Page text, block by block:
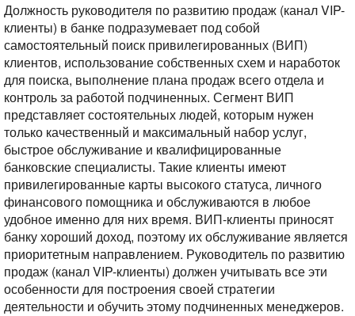
Должность руководителя по развитию продаж (канал VIP-
клиенты) в банке подразумевает под собой
самостоятельный поиск привилегированных (ВИП)
клиентов, использование собственных схем и наработок
для поиска, выполнение плана продаж всего отдела и
контроль за работой подчиненных. Сегмент ВИП
представляет состоятельных людей, которым нужен
только качественный и максимальный набор услуг,
быстрое обслуживание и квалифицированные
банковские специалисты. Такие клиенты имеют
привилегированные карты высокого статуса, личного
финансового помощника и обслуживаются в любое
удобное именно для них время. ВИП-клиенты приносят
банку хороший доход, поэтому их обслуживание является
приоритетным направлением. Руководитель по развитию
продаж (канал VIP-клиенты) должен учитывать все эти
особенности для построения своей стратегии
деятельности и обучить этому подчиненных менеджеров.